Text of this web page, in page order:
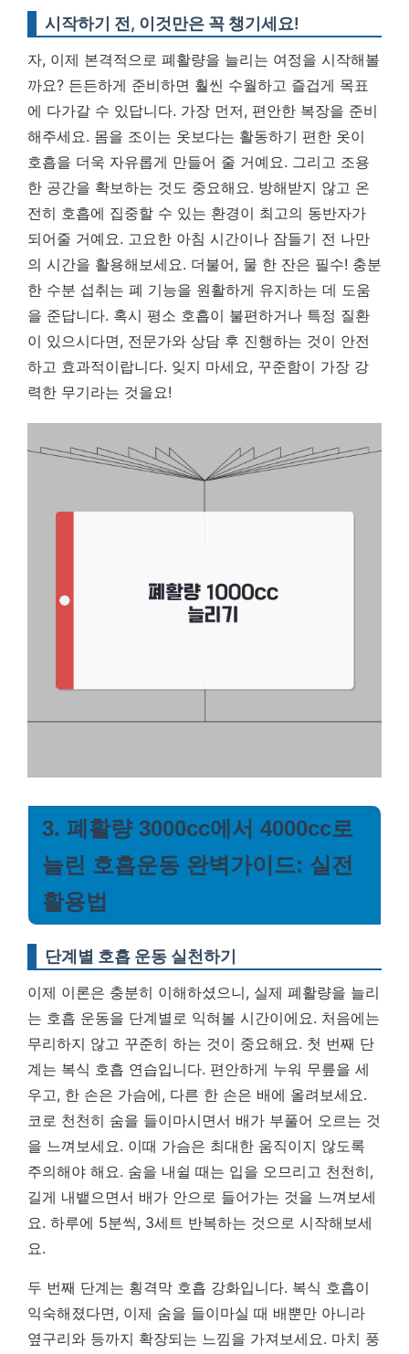
시작하기 전, 이것만은 꼭 챙기세요!
자, 이제 본격적으로 폐활량을 늘리는 여정을 시작해볼
까요? 든든하게 준비하면 훨씬 수월하고 즐겁게 목표
에 다가갈 수 있답니다. 가장 먼저, 편안한 복장을 준비
해주세요. 몸을 조이는 옷보다는 활동하기 편한 옷이
호흡을 더욱 자유롭게 만들어 줄 거예요. 그리고 조용
한 공간을 확보하는 것도 중요해요. 방해받지 않고 온
전히 호흡에 집중할 수 있는 환경이 최고의 동반자가
되어줄 거예요. 고요한 아침 시간이나 잠들기 전 나만
의 시간을 활용해보세요. 더불어, 물 한 잔은 필수! 충분
한 수분 섭취는 폐 기능을 원활하게 유지하는 데 도움
을 준답니다. 혹시 평소 호흡이 불편하거나 특정 질환
이 있으시다면, 전문가와 상담 후 진행하는 것이 안전
하고 효과적이랍니다. 잊지 마세요, 꾸준함이 가장 강
력한 무기라는 것을요!
3. 폐활량 3000cc에서 4000cc로
늘린 호흡운동 완벽가이드: 실전
활용법
단계별 호흡 운동 실천하기
이제 이론은 충분히 이해하셨으니, 실제 폐활량을 늘리
는 호흡 운동을 단계별로 익혀볼 시간이에요. 처음에는
무리하지 않고 꾸준히 하는 것이 중요해요. 첫 번째 단
계는 복식 호흡 연습입니다. 편안하게 누워 무릎을 세
우고, 한 손은 가슴에, 다른 한 손은 배에 올려보세요.
코로 천천히 숨을 들이마시면서 배가 부풀어 오르는 것
을 느껴보세요. 이때 가슴은 최대한 움직이지 않도록
주의해야 해요. 숨을 내쉴 때는 입을 오므리고 천천히,
길게 내뱉으면서 배가 안으로 들어가는 것을 느껴보세
요. 하루에 5분씩, 3세트 반복하는 것으로 시작해보세
요.
두 번째 단계는 횡격막 호흡 강화입니다. 복식 호흡이
익숙해졌다면, 이제 숨을 들이마실 때 배뿐만 아니라
옆구리와 등까지 확장되는 느낌을 가져보세요. 마치 풍